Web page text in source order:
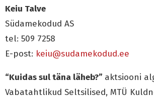
Keiu Talve
Südamekodud AS
tel: 509 7258
E-post: keiu@sudamekodud.ee
“Kuidas sul täna läheb?” aktsiooni
Vabatahtlikud Seltsilised, MTÜ